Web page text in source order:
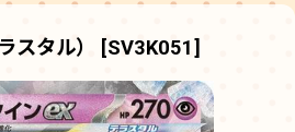
スタル） [SV3K051]